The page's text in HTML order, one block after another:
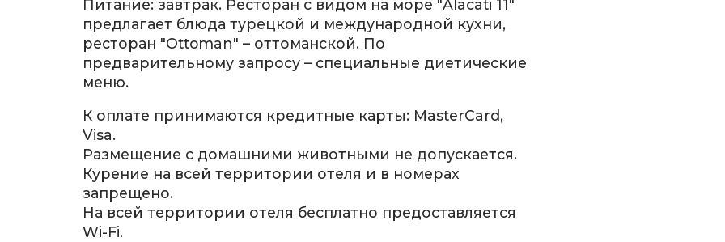
Питание: завтрак. Ресторан с видом на море "Alacati 11"
предлагает блюда турецкой и международной кухни,
ресторан "Ottoman" – оттоманской. По
предварительному запросу – специальные диетические
меню.
К оплате принимаются кредитные карты: MasterCard,
Visa.
Размещение с домашними животными не допускается.
Курение на всей территории отеля и в номерах
запрещено.
На всей территории отеля бесплатно предоставляется
Wi-Fi.